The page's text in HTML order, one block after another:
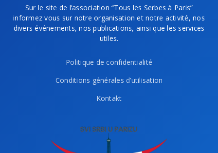
Sur le site de l’association “Tous les Serbes à Paris”
informez vous sur notre organisation et notre activité, nos
divers événements, nos publications, ainsi que les services
utiles.
Politique de confidentialité
Conditions générales d’utilisation
Kontakt